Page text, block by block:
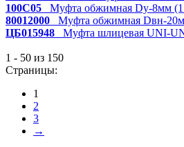
100C05 Муфта обжимная Dy-8мм
80012000 Муфта обжимная Dвн-
ЦБ015948 Муфта шлицевая UNI-
1 - 50 из 150
Страницы:
1
2
3
→